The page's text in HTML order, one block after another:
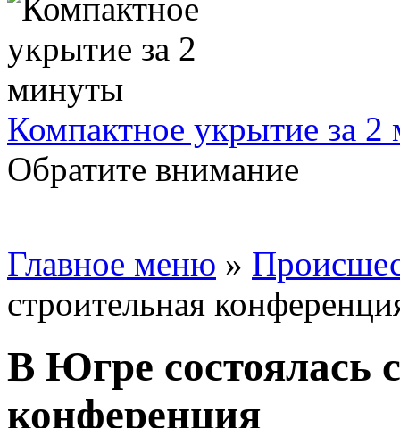
Компактное укрытие за
Обратите внимание
Главное меню »
строительная
В Югре состоялась
конференция